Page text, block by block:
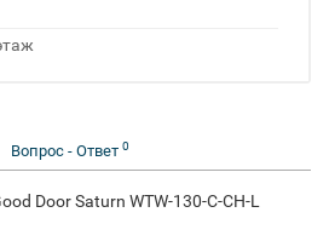
Вопрос - Ответ 0
Door Saturn WTW-130-C-CH-L